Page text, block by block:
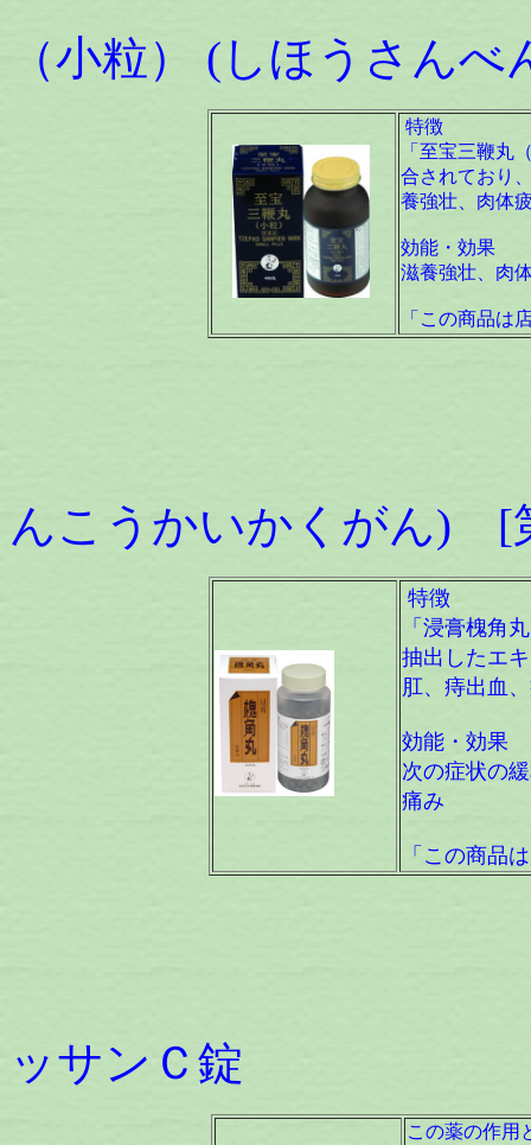
（小粒） (しほうさん
特徴
「至宝三鞭丸
合されており
養強壮、肉体
効能・効果
滋養強壮、肉
「この商品は
んこうかいかくがん) [
特徴
「浸膏槐角
抽出したエ
肛、痔出血
効能・効果
次の症状の
痛み
「この商品
ッサンＣ錠 [
この薬の作用